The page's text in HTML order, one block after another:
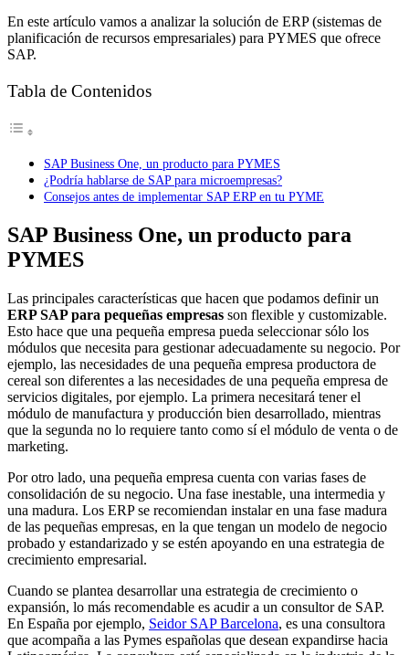
En este artículo vamos a analizar la solución de ERP (sistemas de
planificación de recursos empresariales) para PYMES que ofrece
SAP.
Tabla de Contenidos
SAP Business One, un producto para PYMES
¿Podría hablarse de SAP para microempresas?
Consejos antes de implementar SAP ERP en tu PYME
SAP Business One, un producto para
PYMES
Las principales características que hacen que podamos definir un
ERP SAP para pequeñas empresas son flexible y customizable.
Esto hace que una pequeña empresa pueda seleccionar sólo los
módulos que necesita para gestionar adecuadamente su negocio. Por
ejemplo, las necesidades de una pequeña empresa productora de
cereal son diferentes a las necesidades de una pequeña empresa de
servicios digitales, por ejemplo. La primera necesitará tener el
módulo de manufactura y producción bien desarrollado, mientras
que la segunda no lo requiere tanto como sí el módulo de venta o de
marketing.
Por otro lado, una pequeña empresa cuenta con varias fases de
consolidación de su negocio. Una fase inestable, una intermedia y
una madura. Los ERP se recomiendan instalar en una fase madura
de las pequeñas empresas, en la que tengan un modelo de negocio
probado y estandarizado y se estén apoyando en una estrategia de
crecimiento empresarial.
Cuando se plantea desarrollar una estrategia de crecimiento o
expansión, lo más recomendable es acudir a un consultor de SAP.
En España por ejemplo, Seidor SAP Barcelona, es una consultora
que acompaña a las Pymes españolas que desean expandirse hacia